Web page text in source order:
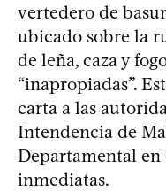
vertedero de
ubicado sobre la
de leña, caza y
“inapropiadas”.
carta a las
Intendencia de
Departamental en
inmediatas.